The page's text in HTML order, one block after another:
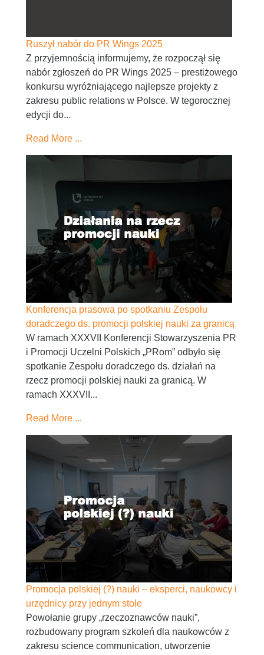
Ruszył nabór do PR Wings 2025
Z przyjemnością informujemy, że rozpoczął się
nabór zgłoszeń do PR Wings 2025 – prestiżowego
konkursu wyróżniającego najlepsze projekty z
zakresu public relations w Polsce. W tegorocznej
edycji do...
Read More ...
Konferencja prasowa po spotkaniu Zespołu
doradczego ds. promocji polskiej nauki za granicą
W ramach XXXVII Konferencji Stowarzyszenia PR
i Promocji Uczelni Polskich „PRom” odbyło się
spotkanie Zespołu doradczego ds. działań na
rzecz promocji polskiej nauki za granicą. W
ramach XXXVII...
Read More ...
Promocja polskiej (?) nauki – eksperci, naukowcy i
urzędnicy przy jednym stole
Powołanie grupy „rzeczoznawców nauki”,
rozbudowany program szkoleń dla naukowców z
zakresu science communication, utworzenie